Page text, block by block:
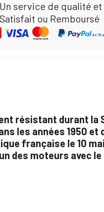
Un service de qualité
Satisfait ou Remboursé
résistant durant
les années 1950
française le 10 mai
des moteurs avec